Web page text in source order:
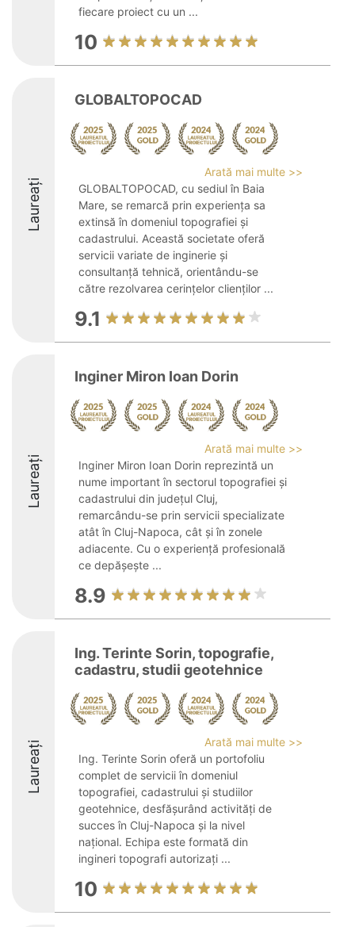
fiecare proiect cu un ...
10
Laureați
GLOBALTOPOCAD
Arată mai multe >>
GLOBALTOPOCAD, cu sediul în Baia
Mare, se remarcă prin experiența sa
extinsă în domeniul topografiei și
cadastrului. Această societate oferă
servicii variate de inginerie și
consultanță tehnică, orientându-se
către rezolvarea cerințelor clienților ...
9.1
Laureați
Inginer Miron Ioan Dorin
Arată mai multe >>
Inginer Miron Ioan Dorin reprezintă un
nume important în sectorul topografiei și
cadastrului din județul Cluj,
remarcându-se prin servicii specializate
atât în Cluj-Napoca, cât și în zonele
adiacente. Cu o experiență profesională
ce depășește ...
8.9
Laureați
Ing. Terinte Sorin, topografie,
cadastru, studii geotehnice
Arată mai multe >>
Ing. Terinte Sorin oferă un portofoliu
complet de servicii în domeniul
topografiei, cadastrului și studiilor
geotehnice, desfășurând activități de
succes în Cluj-Napoca și la nivel
național. Echipa este formată din
ingineri topografi autorizați ...
10